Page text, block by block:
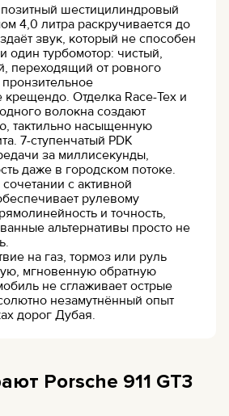
шестицилиндровый
4,0 литра раскручивается до
звук, который не способен
один турбомотор: чистый,
переходящий от ровного
пронзительное
крещендо. Отделка Race-Tex и
волокна создают
тактильно насыщенную
7-ступенчатый PDK
за миллисекунды,
даже в городском потоке.
с активной
рулевому
и точность,
альтернативы просто не
на газ, тормоз или руль
мгновенную обратную
не сглаживает острые
незамутнённый опыт
дорог Дубая.
Porsche 911 GT3